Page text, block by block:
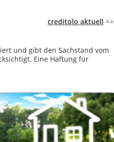
creditolo aktuell >>
und gibt den Sachstand vom
Eine Haftung für